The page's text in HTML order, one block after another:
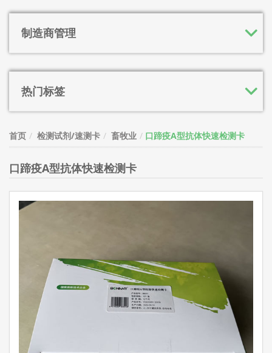
制造商管理
热门标签
首页 检测试剂/速测卡 畜牧业 口蹄疫A型抗体快速检测卡
口蹄疫A型抗体快速检测卡